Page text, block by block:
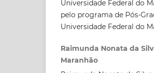
Universidade Federal do
pelo programa de Pós-
Universidade Federal do
Raimunda Nonata da
Maranhão